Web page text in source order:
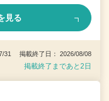
見る
31 掲載終了日： 2026/08/08
掲載終了まであと2日